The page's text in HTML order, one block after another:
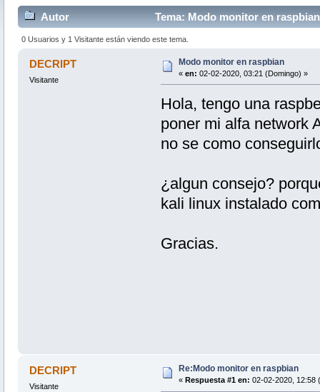
Autor Tema: Modo monitor en
0 Usuarios y 1 Visitante están viendo este tema.
DECRIPT
Visitante
Modo monitor en raspbian
« en: 02-02-2020, 03:21 (Domingo) »
Hola, tengo una
poner mi alfa network
no se como
¿algun consejo?
kali linux instalado
Gracias.
DECRIPT
Visitante
Re:Modo monitor en raspbian
« Respuesta #1 en: 02-02-2020, 12:58